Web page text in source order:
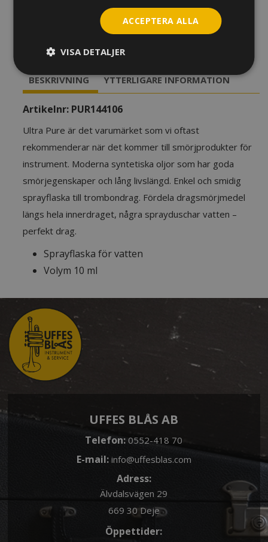
Trombon,
ml
mängd
LÄGG TILL I VARUKORG
BESKRIVNING YTTERLIGARE INFORMATION
Artikelnr: PUR144106
Ultra Pure är det varumärket som vi oftast
rekommenderar när det kommer till smörjprodukter för
instrument. Moderna syntetiska oljor som har goda
smörjegenskaper och lång livslängd. Enkel och smidig
sprayflaska till trombondrag. Fördela dragsmörjmedel
längs hela innerdraget, några sprayduschar vatten –
perfekt drag.
Sprayflaska för vatten
Volym 10 ml
UFFES BLÅS AB
Telefon:0552-418 70
E-mail: info@uffesblas.com
Adress:
Älvdalsvägen 29
669 30 Deje
Öppettider:
ACCEPTERA ALLA
VISA DETALJER